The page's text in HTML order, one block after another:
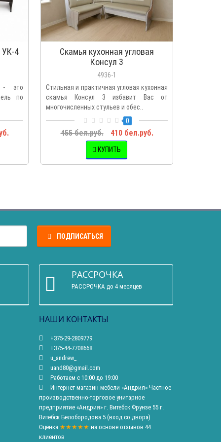
УК-4
- это
по
Скамья кухонная угловая
Консул 3
4936-1
Стильная и практичная угловая кухонная
скамья Консул 3 избавит Вас от
многочисленных стульев и обес..
0
455 бел.руб. 410 бел.руб.
КУПИТЬ
ПОДПИСАТЬСЯ
РАССРОЧКА
РАССРОЧКА до 4 месяцев
НАШИ КОНТАКТЫ
+375-29-2809779
+375-44-7708668
u_andrew_
uand80@gmail.com
Работаем с 10:00 до 19:00
Интернет-магазин мебели «Андрия» Частное
производственно-торговое унитарное
предприятие «Андрия» г. Витебск Фрунзе 55 г.
Витебск Белобородова 5 (вход со двора)
Оценка ★★★★★ на основе отзывов 44
клиентов